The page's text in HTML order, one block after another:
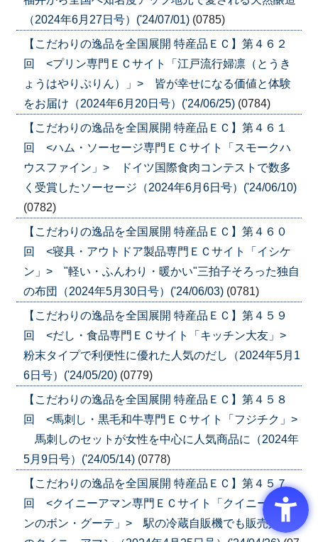
（2024年6月27日号）('24/07/01) (0785)
【こだわりの逸品を全国展開 特産品ＥＣ】第４６２
回 <プリン専門ＥＣサイト「江戸流行婦凛（とうき
ょうはやりぷりん）」> 皆が幸せになる価値と体験
をお届け（2024年6月20日号）('24/06/25) (0784)
【こだわりの逸品を全国展開 特産品ＥＣ】第４６１
回 <ハム・ソーセージ専門ＥＣサイト「スモークハ
ウスファイン」> ドイツ国際食肉コンテストで数多
く受賞したソーセージ（2024年6月6日号）('24/06/10)
(0782)
【こだわりの逸品を全国展開 特産品ＥＣ】第４６０
回 <寝具・アウトドア製品専門ＥＣサイト「イシケ
ン」> "軽い・ふんわり・暖かい"三拍子そろった独自
の布団（2024年5月30日号）('24/06/03) (0781)
【こだわりの逸品を全国展開 特産品ＥＣ】第４５９
回 <だし・食品専門ＥＣサイト「キッチン大友」>
粉末タイプで利便性に優れた人気のだし（2024年5月1
6日号）('24/05/20) (0779)
【こだわりの逸品を全国展開 特産品ＥＣ】第４５８
回 <馬刺し・黒毛和牛専門ＥＣサイト「フジチク」>
馬刺しのセットが女性を中心に人気商品に（2024年
5月9日号）('24/05/14) (0778)
【こだわりの逸品を全国展開 特産品ＥＣ】第４５７
回 <クイニーアマン専門ＥＣサイト「クイニーアマ
ンのボン・グーテ」> 駅の冷蔵自販機でも販売人気